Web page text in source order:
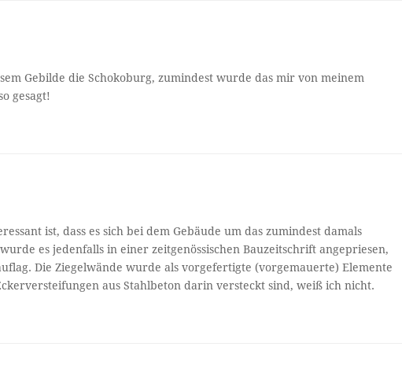
Gebilde die Schokoburg, zumindest wurde das mir von meinem
gesagt!
ist, dass es sich bei dem Gebäude um das zumindest damals
es jedenfalls in einer zeitgenössischen Bauzeitschrift angepriesen,
Die Ziegelwände wurde als vorgefertigte (vorgemauerte) Elemente
aus Stahlbeton darin versteckt sind, weiß ich nicht.